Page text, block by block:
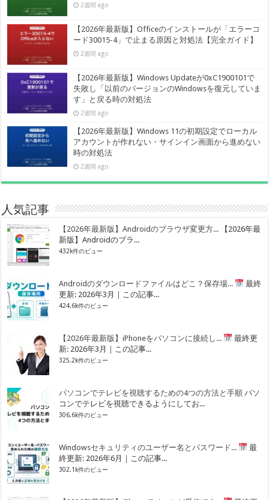
2週間 ago
【2026年最新版】Officeのインストールが「エラーコ
ード30015-4」で止まる原因と対処法【完全ガイド】
2週間 ago
【2026年最新版】Windows Updateが0xC1900101で
失敗し「以前のバージョンのWindowsを復元していま
す」と戻る時の対処法
2週間 ago
【2026年最新版】Windows 11の初期設定でローカル
アカウントが作れない・サインイン画面から進めない
時の対処法
2週間 ago
人気記事
【2026年最新版】Androidのブラウザ変更方...
【2026年最
新版】Androidのブラ...
432k件のビュー
Androidのダウンロードファイルはどこ？保存場...
最終
更新: 2026年3月｜この記事...
424.6k件のビュー
【2026年最新版】iPhoneをパソコンに接続し...
最終更
新: 2026年3月｜この記事...
325.2k件のビュー
パソコンでテレビを視聴するための4つの方法と手順 パソ
コンでテレビを視聴できるようにしてお...
306.6k件のビュー
Windowsセキュリティのユーザー名とパスワード...
最
終更新: 2026年6月｜この記事...
302.1k件のビュー